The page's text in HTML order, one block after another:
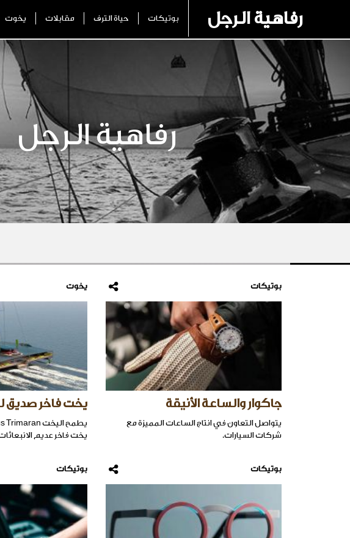
رفاهية الرجل بوتيكات حياة الترف مقابلات يخوت
رفاهية الرجل
بوتيكات
جاكوار والساعة الأنيقة
يتواصل التعاون في انتاج الساعات المميزة مع
شركات السيارات.
يخوت
يخت فاخر صديق
يخت فاخر عديم
بوتيكات بوتيكات